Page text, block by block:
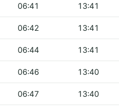
06:41 13:41
06:42 13:41
06:44 13:41
06:46 13:40
06:47 13:40